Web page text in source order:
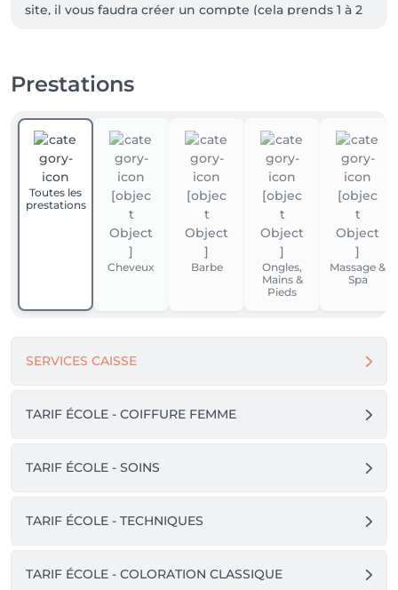
site, il vous faudra créer un compte (cela prends 1 à 2
Prestations
Toutes les
prestations
Cheveux Barbe
Ongles,
Mains &
Pieds
Massage &
Spa
SERVICES CAISSE
TARIF ÉCOLE - COIFFURE FEMME
TARIF ÉCOLE - SOINS
TARIF ÉCOLE - TECHNIQUES
TARIF ÉCOLE - COLORATION CLASSIQUE